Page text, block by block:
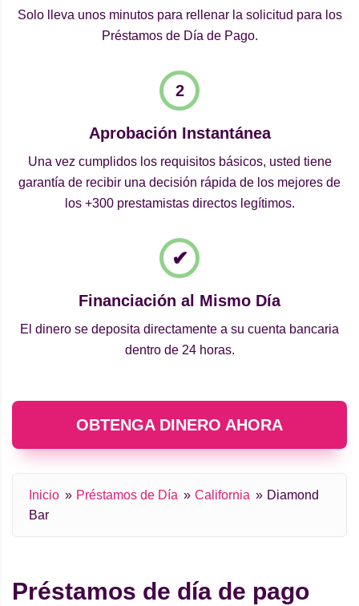
Solo lleva unos minutos para rellenar la solicitud para los
Préstamos de Día de Pago.
Aprobación Instantánea
Una vez cumplidos los requisitos básicos, usted tiene
garantía de recibir una decisión rápida de los mejores de
los +300 prestamistas directos legítimos.
Financiación al Mismo Día
El dinero se deposita directamente a su cuenta bancaria
dentro de 24 horas.
OBTENGA DINERO AHORA
Inicio Préstamos de Día California
Diamond
Bar
Préstamos de día de pago